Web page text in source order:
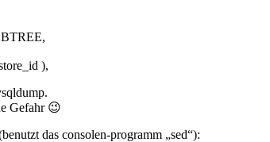
),
Gefahr 😉
das consolen-programm „sed“):